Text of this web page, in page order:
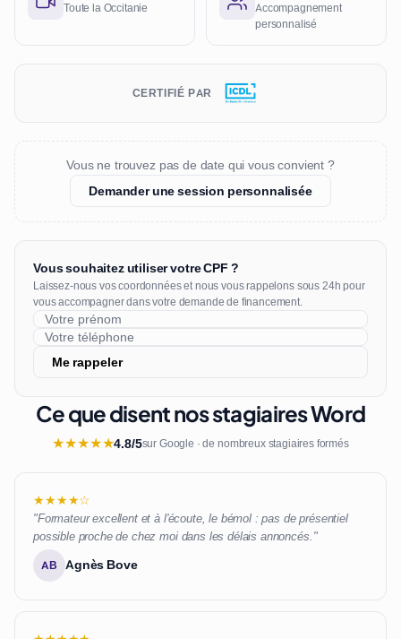
Toute la Occitanie
Accompagnement
personnalisé
CERTIFIÉ PAR
Vous ne trouvez pas de date qui vous convient ?
Demander une session personnalisée
Vous souhaitez utiliser votre CPF ?
Laissez-nous vos coordonnées et nous vous rappelons sous 24h pour
vous accompagner dans votre demande de financement.
Me rappeler
Ce que disent nos stagiaires Word
★★★★★4.8/5sur Google · de nombreux stagiaires formés
★★★★☆
"Formateur excellent et à l'écoute, le bémol : pas de présentiel
possible proche de chez moi dans les délais annoncés."
AB Agnès Bove